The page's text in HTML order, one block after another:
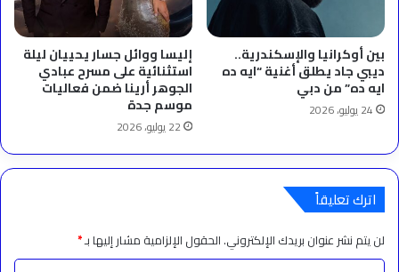
بين أوكرانيا والإسكندرية..
ديبي جاد يطلق أغنية “ايه ده
ايه ده” من دبي
24 يوليو، 2026
إليسا ووائل جسار يحييان ليلة
استثنائية على مسرح عبادي
الجوهر أرينا ضمن فعاليات
موسم جدة
22 يوليو، 2026
اترك تعليقاً
لن يتم نشر عنوان بريدك الإلكتروني.الحقول الإلزامية مشار إليها بـ*